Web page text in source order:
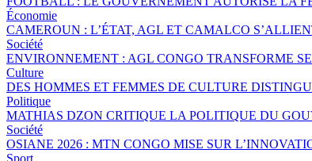
Économie
CAMEROUN : L’ÉTAT, AGL ET CAMALCO
Société
ENVIRONNEMENT : AGL CONGO TRANSFORME
Culture
DES HOMMES ET FEMMES DE CULTURE
Politique
MATHIAS DZON CRITIQUE LA POLITIQUE DU
Société
OSIANE 2026 : MTN CONGO MISE SUR
Sport